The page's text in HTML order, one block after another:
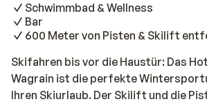
Schwimmbad & Wellness
Bar
600 Meter von Pisten & Skilift
Skifahren bis vor die Haustür: Das
Wagrain ist die perfekte
Ihren Skiurlaub. Der Skilift und die